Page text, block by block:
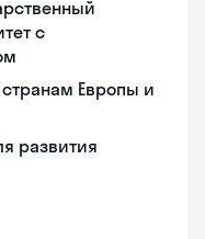
с
Европы и
развития